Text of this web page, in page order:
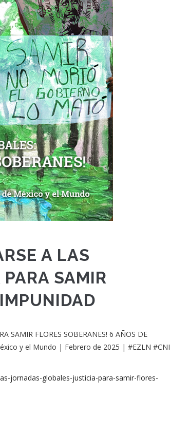
A LAS
SAMIR
SAMIR FLORES SOBERANES! 6 AÑOS DE
y el Mundo | Febrero de 2025 | #EZLN #CNI
jornadas-globales-justicia-para-samir-flores-